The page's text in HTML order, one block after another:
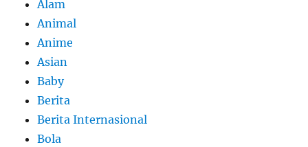
Alam
Animal
Anime
Asian
Baby
Berita
Berita Internasional
Bola